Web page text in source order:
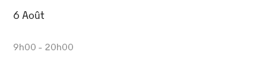
6 Août
9h00 - 20h00